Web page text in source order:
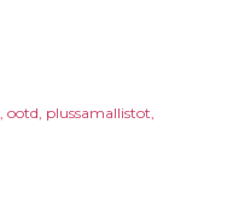
ootd plussamallistot